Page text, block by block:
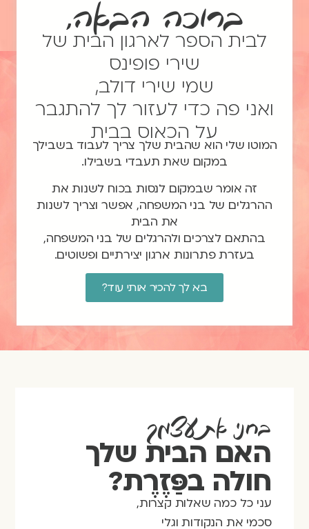
ברוכה הבאה,
לבית הספר לארגון הבית של
שירי פופינס
שמי שירי דולב,
ואני פה כדי לעזור לך להתגבר
על הכאוס בבית
המוטו שלי הוא שהבית שלך צריך לעבוד בשבילך
במקום שאת תעבדי בשבילו.
זה אומר שבמקום לנסות בכוח לשנות את
ההרגלים של בני המשפחה, אפשר וצריך לשנות
את הבית
בהתאם לצרכים ולהרגלים של בני המשפחה,
בעזרת פתרונות ארגון יצירתיים ופשוטים.
בא לך להכיר אותי עוד?
בחני את עצמך
האם הבית שלך
חולה בפַּזֶרֶת?
עני כל כמה שאלות קצרות,
סכמי את הנקודות וגלי